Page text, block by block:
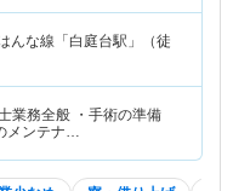
んな線「白庭台駅」（徒
業務全般 ・手術の準備
メンテナ…